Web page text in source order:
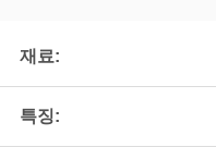
재료:
특징: